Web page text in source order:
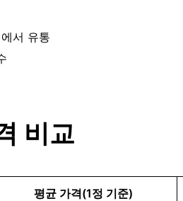
서 유통
비교
평균 가격(1정 기준)